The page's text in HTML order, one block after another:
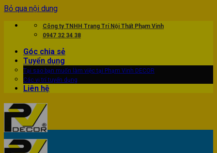
Bỏ qua nội dung
Công ty TNHH Trang Trí Nội Thất Phạm Vinh
0947 32 34 38
Góc chia sẻ
Tuyển dụng
Tại sao bạn muốn làm việc tại Phạm Vinh DECOR
Các vị trí tuyển dụng
Liên hệ